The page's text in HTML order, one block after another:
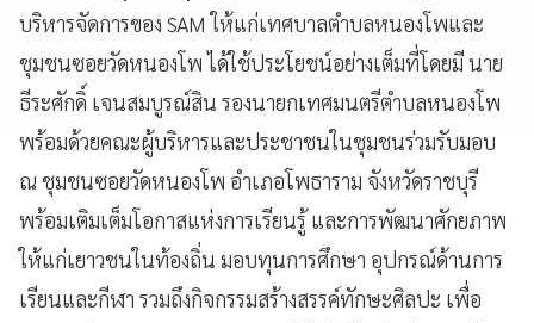
บริหารจัดการของ SAM ให้แก่เทศบาลตำบลหนองโพและ
ชุมชนซอยวัดหนองโพ ได้ใช้ประโยชน์อย่างเต็มที่โดยมี นาย
ธีระศักดิ์ เจนสมบูรณ์สิน รองนายกเทศมนตรีตำบลหนองโพ
พร้อมด้วยคณะผู้บริหารและประชาชนในชุมชนร่วมรับมอบ
ณ ชุมชนซอยวัดหนองโพ อำเภอโพธาราม จังหวัดราชบุรี
พร้อมเติมเต็มโอกาสแห่งการเรียนรู้ และการพัฒนาศักยภาพ
ให้แก่เยาวชนในท้องถิ่น มอบทุนการศึกษา อุปกรณ์ด้านการ
เรียนและกีฬา รวมถึงกิจกรรมสร้างสรรค์ทักษะศิลปะ เพื่อ